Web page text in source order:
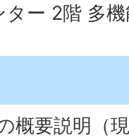
ター 2階 多
概要説明（